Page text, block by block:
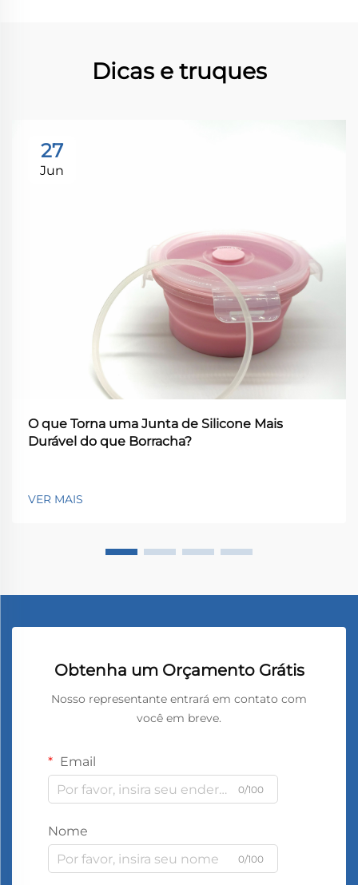
Dicas e truques
27
Jun
O que Torna uma Junta de Silicone Mais
Durável do que Borracha?
VER MAIS
Obtenha um Orçamento Grátis
Nosso representante entrará em contato com
você em breve.
Email
0/100
Nome
0/100